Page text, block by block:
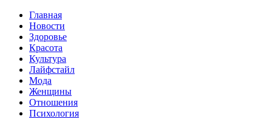
меню
Главная
Новости
Здоровье
Красота
Культура
Лайфстайл
Мода
Женщины
Отношения
Психология